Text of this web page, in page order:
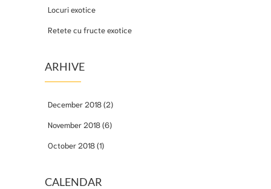
Locuri exotice
Retete cu fructe exotice
ARHIVE
December 2018(2)
November 2018(6)
October 2018(1)
CALENDAR